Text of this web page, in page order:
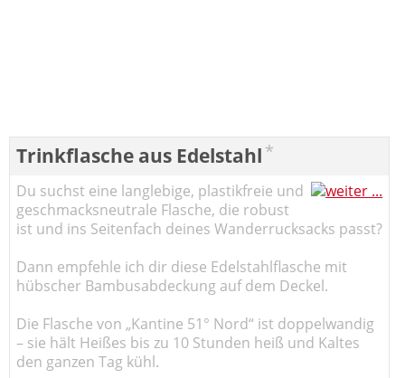
Trinkflasche aus Edelstahl *
Du suchst eine langlebige, plastikfreie und
geschmacksneutrale Flasche, die robust
ist und ins Seitenfach deines Wanderrucksacks passt?
Dann empfehle ich dir diese Edelstahlflasche mit
hübscher Bambusabdeckung auf dem Deckel.
Die Flasche von „Kantine 51° Nord“ ist doppelwandig
– sie hält Heißes bis zu 10 Stunden heiß und Kaltes
den ganzen Tag kühl.